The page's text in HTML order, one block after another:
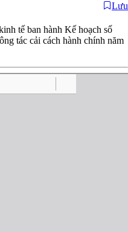
Lưu
tế ban hành Kế hoạch số
tác cải cách hành chính năm